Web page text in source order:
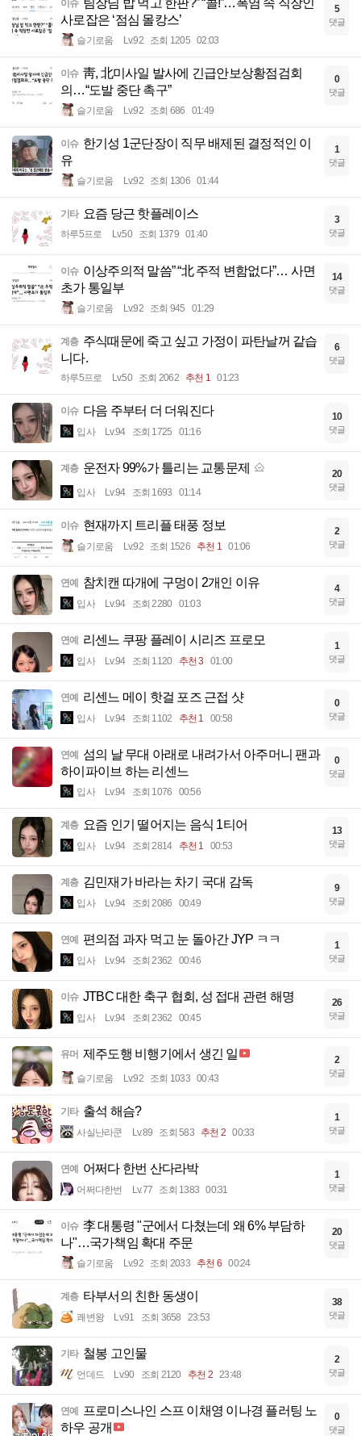
이슈 팀장님 밥 먹고 한판?” “콜!”…폭염 속 직장인
사로잡은 ‘점심 몰캉스’
슬기로움 Lv.92 조회 1205 02:03
5
댓글
이슈 靑, 北미사일 발사에 긴급안보상황점검회
의…“도발 중단 촉구”
슬기로움 Lv.92 조회 686 01:49
0
댓글
이슈 한기성 1군단장이 직무 배제된 결정적인 이
유
슬기로움 Lv.92 조회 1306 01:44
1
댓글
기타 요즘 당근 핫플레이스
하루5프로 Lv.50 조회 1379 01:40
3
댓글
이슈 이상주의적 말씀” “北 주적 변함없다”… 사면
초가 통일부
슬기로움 Lv.92 조회 945 01:29
14
댓글
계층 주식때문에 죽고 싶고 가정이 파탄날꺼 같습
니다.
하루5프로 Lv.50 조회 2062 추천 1 01:23
6
댓글
이슈 다음 주부터 더 더워진다
입사 Lv.94 조회 1725 01:16
10
댓글
계층 운전자 99%가 틀리는 교통문제
입사 Lv.94 조회 1693 01:14
20
댓글
이슈 현재까지 트리플 태풍 정보
슬기로움 Lv.92 조회 1526 추천 1 01:06
2
댓글
연예 참치캔 따개에 구멍이 2개인 이유
입사 Lv.94 조회 2280 01:03
4
댓글
연예 리센느 쿠팡 플레이 시리즈 프로모
입사 Lv.94 조회 1120 추천 3 01:00
1
댓글
연예 리센느 메이 핫걸 포즈 근접 샷
입사 Lv.94 조회 1102 추천 1 00:58
0
댓글
연예
섬의 날 무대 아래로 내려가서 아주머니 팬과
하이파이브 하는 리센느
입사 Lv.94 조회 1076 00:56
0
댓글
계층 요즘 인기 떨어지는 음식 1티어
입사 Lv.94 조회 2814 추천 1 00:53
13
댓글
계층 김민재가 바라는 차기 국대 감독
입사 Lv.94 조회 2086 00:49
9
댓글
연예 편의점 과자 먹고 눈 돌아간 JYP ㅋㅋ
입사 Lv.94 조회 2362 00:46
1
댓글
이슈 JTBC 대한 축구 협회, 성 접대 관련 해명
입사 Lv.94 조회 2362 00:45
26
댓글
유머 제주도행 비행기에서 생긴 일
슬기로움 Lv.92 조회 1033 00:43
2
댓글
기타 출석 해슴?
사실난라쿤 Lv.89 조회 583 추천 2 00:33
1
댓글
연예 어쩌다 한번 산다라박
어쩌다한번 Lv.77 조회 1383 00:31
1
댓글
이슈 李 대통령 "군에서 다쳤는데 왜 6% 부담하
나"…국가책임 확대 주문
슬기로움 Lv.92 조회 2033 추천 6 00:24
20
댓글
계층 타부서의 친한 동생이
쾌변왕 Lv.91 조회 3658 23:53
38
댓글
기타 철봉 고인물
언데드 Lv.90 조회 2120 추천 2 23:48
2
댓글
연예
프로미스나인 스프 이채영 이나경 플러팅 노
하우 공개
0
댓글